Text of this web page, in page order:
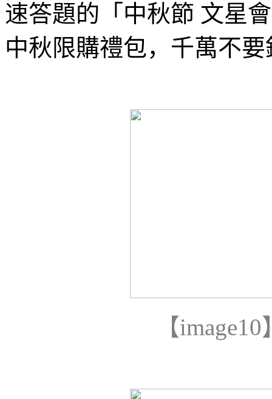
速答題的「中秋節 文星
中秋限購禮包，千萬不
【image10